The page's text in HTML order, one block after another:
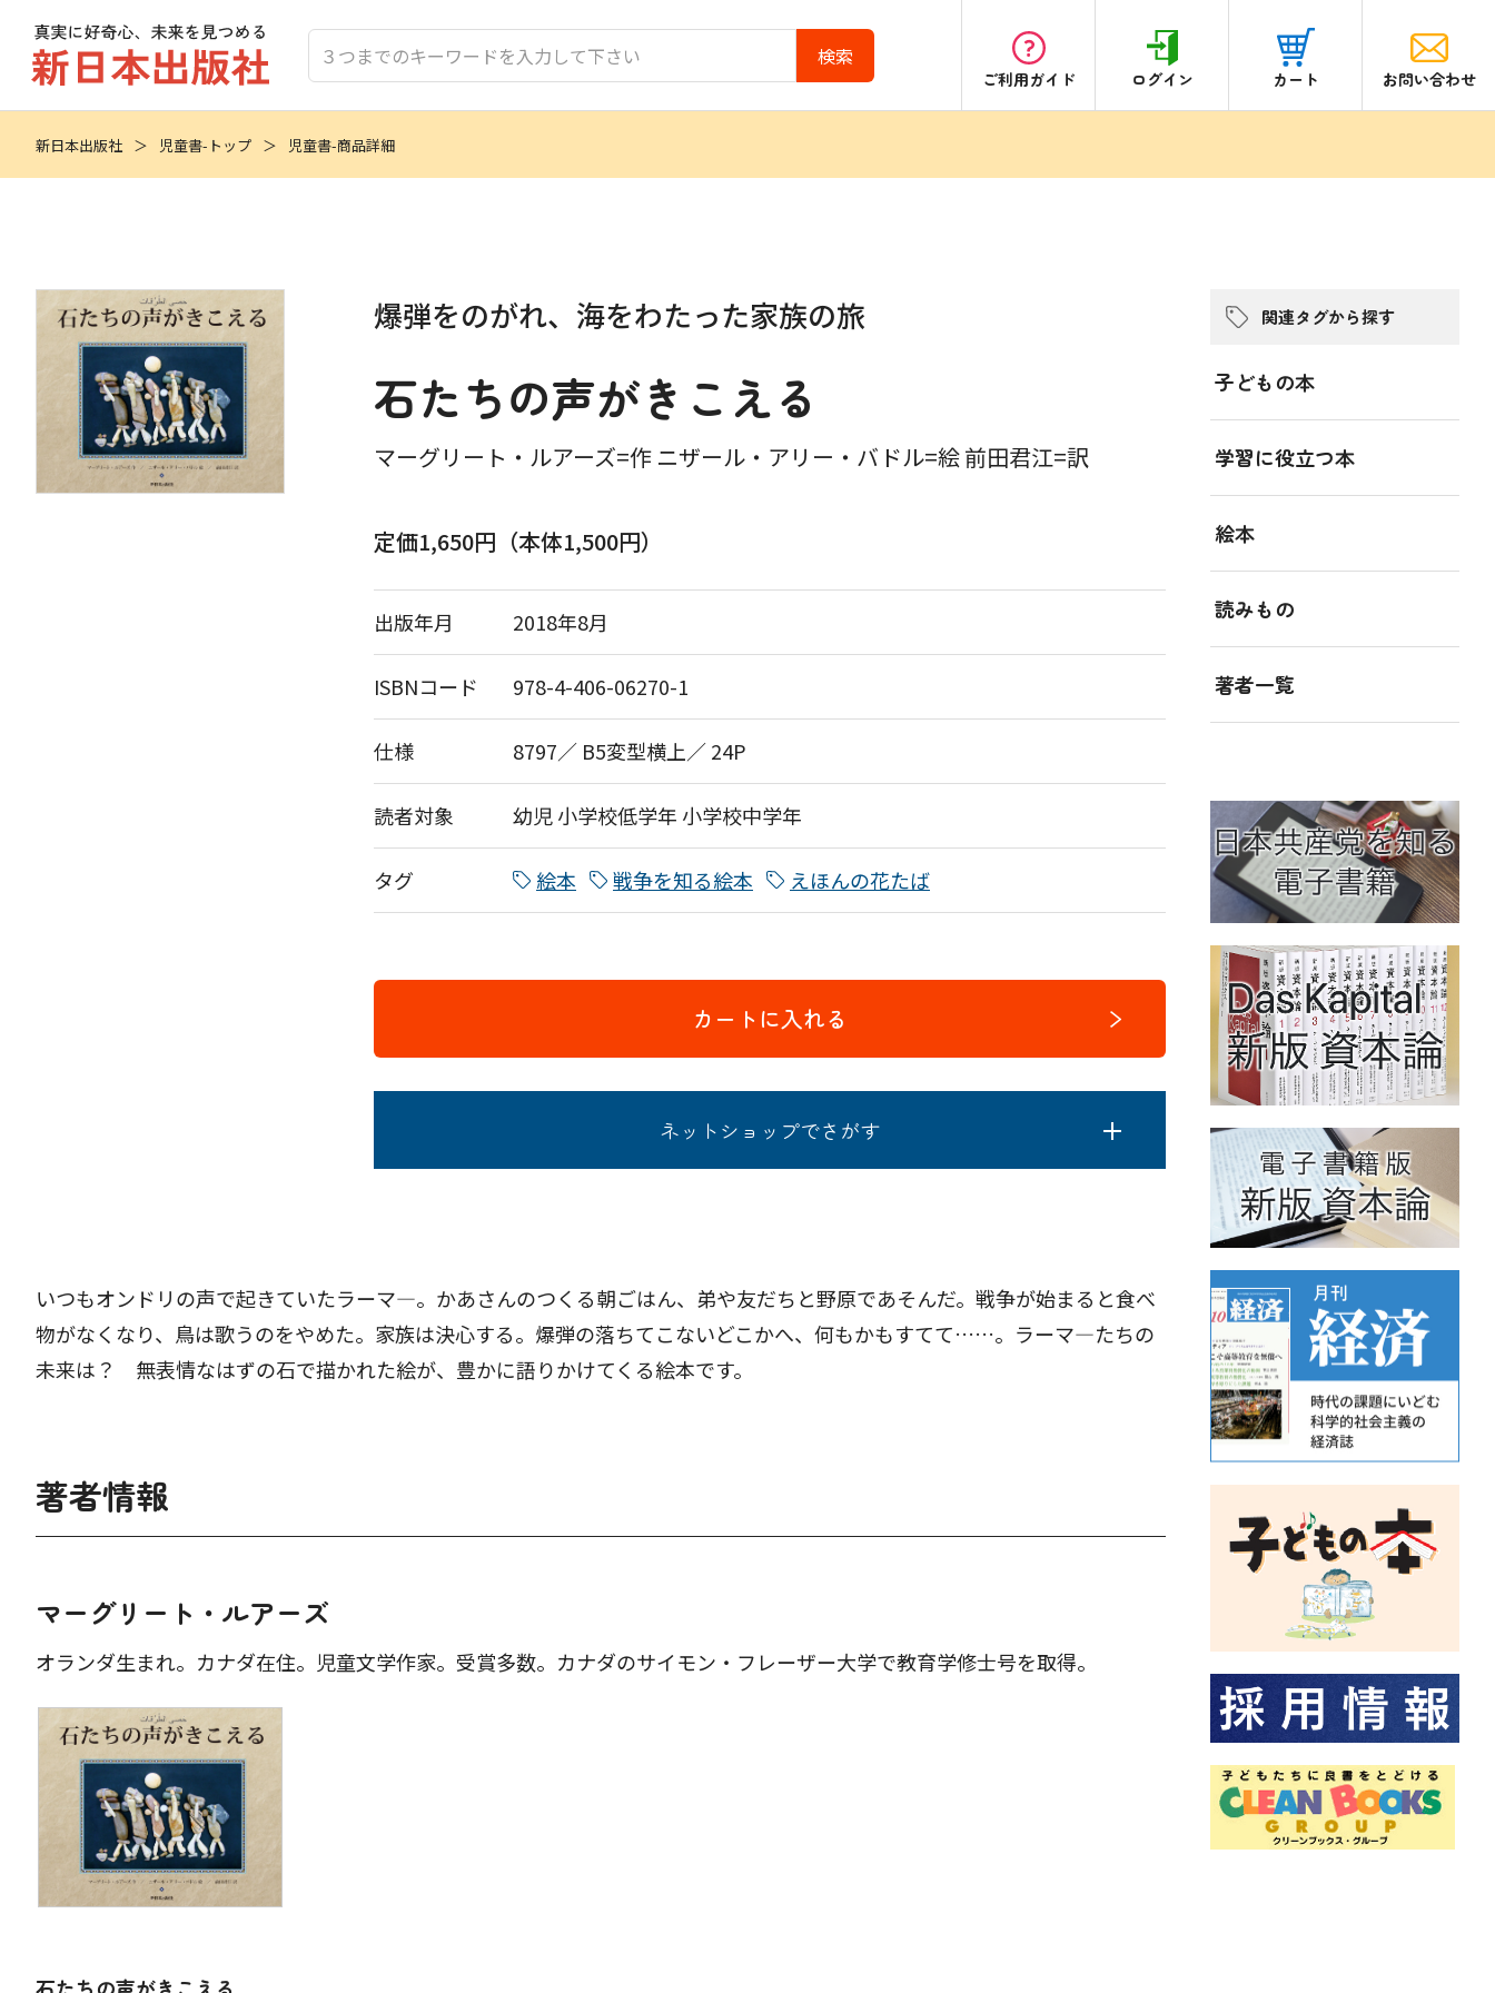
ご利用ガイド ログイン カート お問い合わせ
新日本出版社 児童書-トップ 児童書-商品詳細
爆弾をのがれ、海をわたった家族の旅
石たちの声がきこえる
マーグリート・ルアーズ=作 ニザール・アリー・バドル=絵 前田君江=訳
定価1,650円（本体1,500円）
出版年月 2018年8月
ISBNコード 978-4-406-06270-1
仕様 8797／ B5変型横上／ 24P
読者対象 幼児小学校低学年 小学校中学年
タグ 絵本 戦争を知る絵本 えほんの花たば
カートに入れる
ネットショップでさがす
いつもオンドリの声で起きていたラーマ―。かあさんのつくる朝ごはん、弟や友だちと野原であそんだ。戦争が始まると食べ
物がなくなり、鳥は歌うのをやめた。家族は決心する。爆弾の落ちてこないどこかへ、何もかもすてて……。ラーマ―たちの
未来は？ 無表情なはずの石で描かれた絵が、豊かに語りかけてくる絵本です。
著者情報
マーグリート・ルアーズ
オランダ生まれ。カナダ在住。児童文学作家。受賞多数。カナダのサイモン・フレーザー大学で教育学修士号を取得。
関連タグから探す
子どもの本
学習に役立つ本
絵本
読みもの
著者一覧